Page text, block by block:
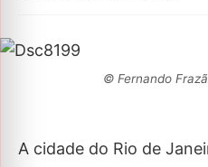
© Fernando
A cidade do Rio de